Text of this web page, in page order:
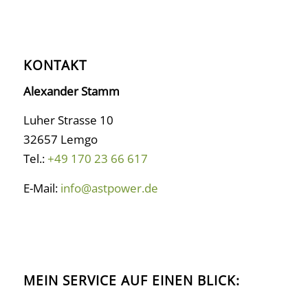
KONTAKT
Alexander Stamm
Luher Strasse 10
32657 Lemgo
Tel.:+49 170 23 66 617
E-Mail: info@astpower.de
MEIN SERVICE AUF EINEN BLICK: